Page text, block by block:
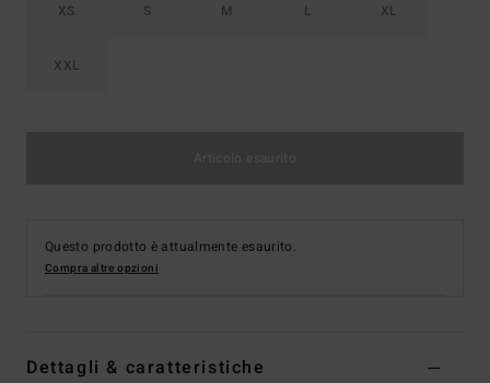
XS S M L XL
XXL
Questo prodotto è attualmente esaurito.
Compra altre opzioni
Dettagli & caratteristiche